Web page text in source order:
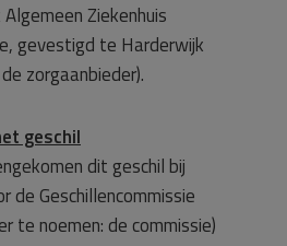
Ziekenhuis
gevestigd te Harderwijk
zorgaanbieder).
geschil
dit geschil bij
de Geschillencommissie
te noemen: de commissie)